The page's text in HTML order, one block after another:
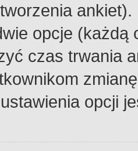
opcje
czas trwania
opcji